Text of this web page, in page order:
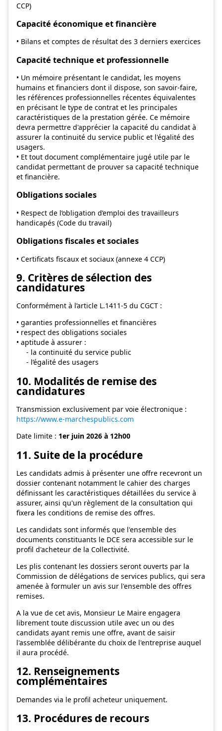
CCP)
Capacité économique et financière
• Bilans et comptes de résultat des 3 derniers exercices
Capacité technique et professionnelle
• Un mémoire présentant le candidat, les moyens
humains et financiers dont il dispose, son savoir-faire,
les références professionnelles récentes équivalentes
en précisant le type de contrat et les principales
caractéristiques de la prestation gérée. Ce mémoire
devra permettre d'apprécier la capacité du candidat à
assurer la continuité du service public et l'égalité des
usagers.
• Et tout document complémentaire jugé utile par le
candidat permettant de prouver sa capacité technique
et financière.
Obligations sociales
• Respect de l’obligation d’emploi des travailleurs
handicapés (Code du travail)
Obligations fiscales et sociales
• Certificats fiscaux et sociaux (annexe 4 CCP)
9. Critères de sélection des
candidatures
Conformément à l’article L.1411-5 du CGCT :
• garanties professionnelles et financières
• respect des obligations sociales
• aptitude à assurer :
- la continuité du service public
- l’égalité des usagers
10. Modalités de remise des
candidatures
Transmission exclusivement par voie électronique :
https://www.e-marchespublics.com
Date limite : 1er juin 2026 à 12h00
11. Suite de la procédure
Les candidats admis à présenter une offre recevront un
dossier contenant notamment le cahier des charges
définissant les caractéristiques détaillées du service à
assurer, ainsi qu'un règlement de la consultation qui
fixera les conditions de remise des offres.
Les candidats sont informés que l'ensemble des
documents constituants le DCE sera accessible sur le
profil d'acheteur de la Collectivité.
Les plis contenant les dossiers seront ouverts par la
Commission de délégations de services publics, qui sera
amenée à formuler un avis sur l'ensemble des offres
remises.
A la vue de cet avis, Monsieur Le Maire engagera
librement toute discussion utile avec un ou des
candidats ayant remis une offre, avant de saisir
l'assemblée délibérante du choix de l'entreprise auquel
il aura procédé.
12. Renseignements
complémentaires
Demandes via le profil acheteur uniquement.
13. Procédures de recours